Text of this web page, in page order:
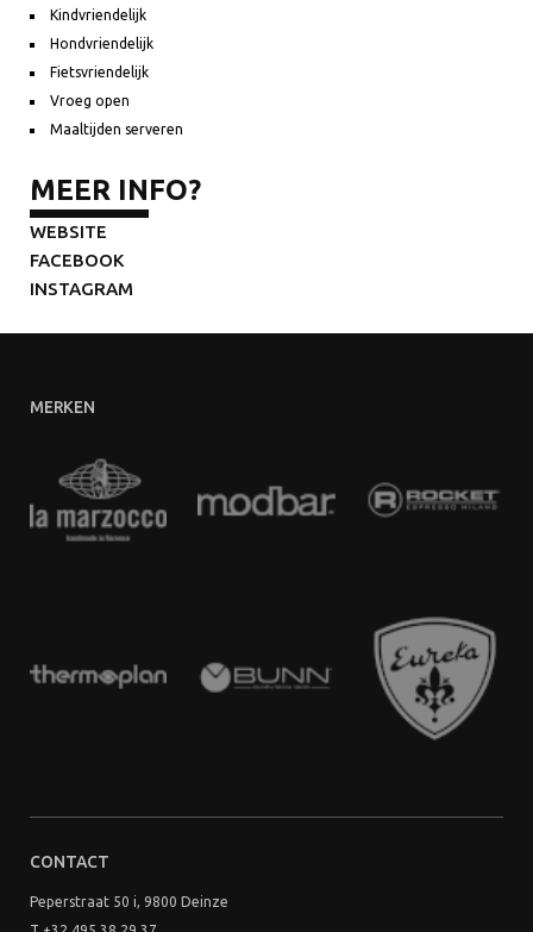
Kindvriendelijk
Hondvriendelijk
Fietsvriendelijk
Vroeg open
Maaltijden serveren
MEER INFO?
WEBSITE
FACEBOOK
INSTAGRAM
MERKEN
CONTACT
Peperstraat 50 i, 9800 Deinze